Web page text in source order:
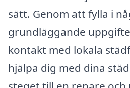
sätt. Genom att fylla i
grundläggande
kontakt med lokala
hjälpa dig med dina